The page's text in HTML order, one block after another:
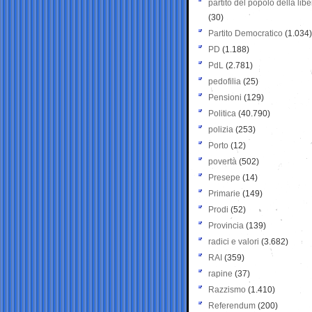
partito del popolo della
(30)
Partito Democratico (1.034)
PD (1.188)
PdL (2.781)
pedofilia (25)
Pensioni (129)
Politica (40.790)
polizia (253)
Porto (12)
povertà (502)
Presepe (14)
Primarie (149)
Prodi (52)
Provincia (139)
radici e valori (3.682)
RAI (359)
rapine (37)
Razzismo (1.410)
Referendum (200)